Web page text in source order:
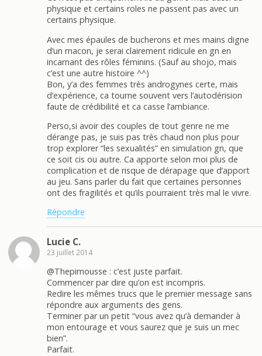
physique et certains roles ne passent pas avec un
certains physique.
Avec mes épaules de bucherons et mes mains digne
d’un macon, je serai clairement ridicule en gn en
incarnant des rôles féminins. (Sauf au shojo, mais
c’est une autre histoire ^^)
Bon, y’a des femmes très androgynes certe, mais
d’expérience, ca tourne souvent vers l’autodérision
faute de crédibilité et ca casse l’ambiance.
Perso,si avoir des couples de tout genre ne me
dérange pas, je suis pas très chaud non plus pour
trop explorer “les sexualités” en simulation gn, que
ce soit cis ou autre. Ca apporte selon moi plus de
complication et de risque de dérapage que d’apport
au jeu. Sans parler du fait que certaines personnes
ont des fragilités et qu’ils pourraient très mal le vivre.
Répondre
Lucie C.
23 juillet 2014
@Thepimousse : c’est juste parfait.
Commencer par dire qu’on est incompris.
Redire les mêmes trucs que le premier message sans
répondre aux arguments des gens.
Terminer par un petit “vous avez qu’à demander à
mon entourage et vous saurez que je suis un mec
bien”.
Parfait.